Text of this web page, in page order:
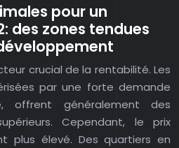
pour un
des zones tendues
crucial de la rentabilité. Les
par une forte demande
généralement des
Cependant, le prix
plus élevé. Des quartiers en